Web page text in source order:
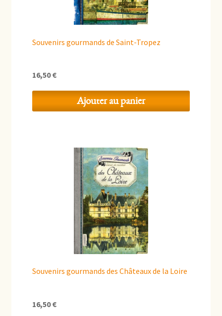
Souvenirs gourmands de Saint-Tropez
16,50€
Ajouter au panier
Souvenirs gourmands des Châteaux de la Loire
16,50€